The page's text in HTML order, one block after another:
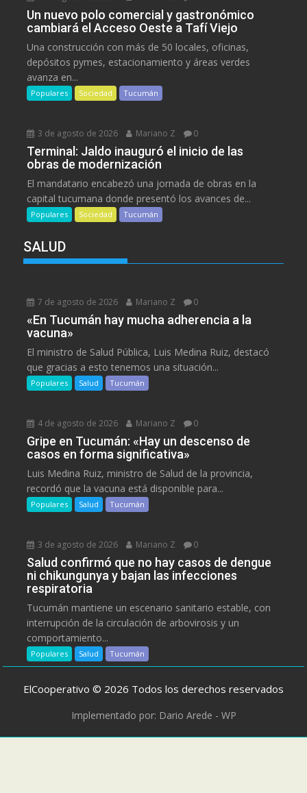
Un nuevo polo comercial y gastronómico
cambiará el Acceso Oeste a Tafí Viejo
Una construcción con más de 50 locales, oficinas,
depósitos pymes, estacionamiento y áreas verdes
avanza en...
Populares Sociedad Tucumán
3 de agosto de 2026 Mariano Z 0
Terminal: Jaldo inauguró el inicio de las
obras de modernización
El mandatario encabezó una jornada de obras en la
capital tucumana donde presentó los avances de...
Populares Sociedad Tucumán
SALUD
7 de agosto de 2026 Mariano Z 0
«En Tucumán hay mucha adherencia a la
vacuna»
El ministro de Salud Pública, Luis Medina Ruiz, destacó
que gracias a esto tenemos una situación...
Populares Salud Tucumán
4 de agosto de 2026 Mariano Z 0
Gripe en Tucumán: «Hay un descenso de
casos en forma significativa»
Luis Medina Ruiz, ministro de Salud de la provincia,
recordó que la vacuna está disponible para...
Populares Salud Tucumán
3 de agosto de 2026 Mariano Z 0
Salud confirmó que no hay casos de dengue
ni chikungunya y bajan las infecciones
respiratoria
Tucumán mantiene un escenario sanitario estable, con
interrupción de la circulación de arbovirosis y un
comportamiento...
Populares Salud Tucumán
ElCooperativo © 2026 Todos los derechos reservados